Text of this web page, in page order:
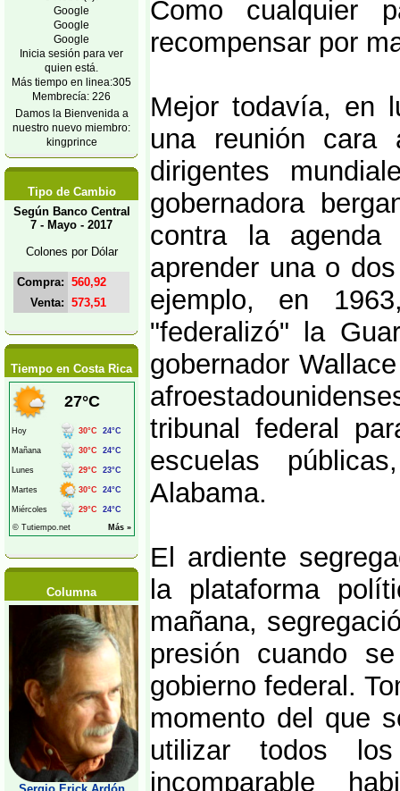
Google
Google
Google
Inicia sesión para ver
quien está.
Más tiempo en linea:305
Membrecía: 226
Damos la Bienvenida a
nuestro nuevo miembro:
kingprince
Tipo de Cambio
Según Banco Central
7 - Mayo - 2017
Colones por Dólar
Compra: 560,92
Venta: 573,51
Tiempo en Costa Rica
Columna
Como cualquier
recompensar por
Mejor todavía, en
una reunión cara
dirigentes
gobernadora
contra la agenda
aprender una o
ejemplo, en
"federalizó" la
gobernador
tribunal federal
escuelas
Alabama.
El ardiente
la plataforma
mañana,
presión cuando
gobierno federal.
momento del que
utilizar todos
incomparable